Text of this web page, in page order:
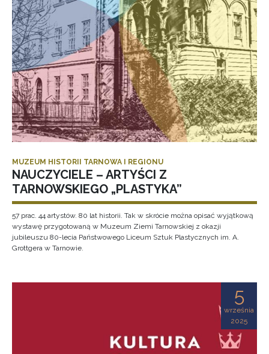
MUZEUM HISTORII TARNOWA I REGIONU
NAUCZYCIELE – ARTYŚCI Z
TARNOWSKIEGO „PLASTYKA”
57 prac. 44 artystów. 80 lat historii. Tak w skrócie można opisać wyjątkową
wystawę przygotowaną w Muzeum Ziemi Tarnowskiej z okazji
jubileuszu 80-lecia Państwowego Liceum Sztuk Plastycznych im. A.
Grottgera w Tarnowie.
5
września
2025